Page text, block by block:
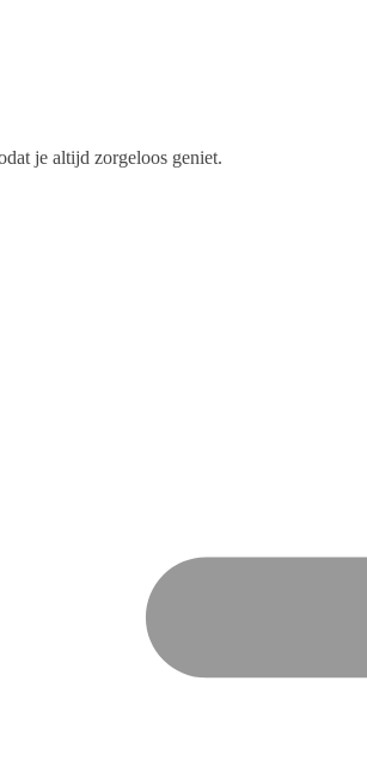
je altijd zorgeloos geniet.